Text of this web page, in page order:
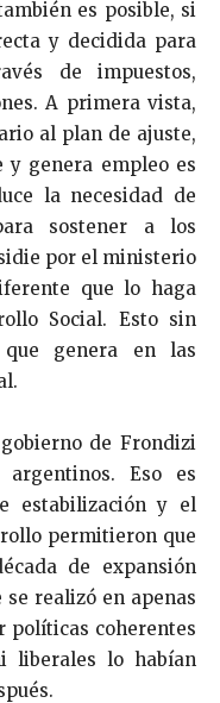
es posible, si
y decidida para
de impuestos,
A primera vista,
al plan de ajuste,
y genera empleo es
la necesidad de
sostener a los
por el ministerio
que lo haga
Social. Esto sin
genera en las
de Frondizi
Eso es
estabilización y el
permitieron que
de expansión
realizó en apenas
políticas coherentes
liberales lo habían